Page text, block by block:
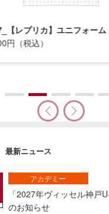
【レプリカ】ユニフォーム
円（税込）
最新ニュース
「2027年ヴィッセル神戸
のお知らせ
アカデミー